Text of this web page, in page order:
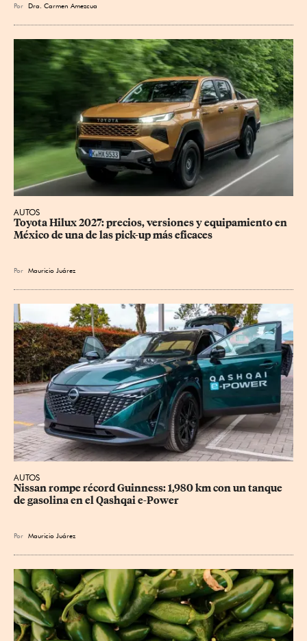
Por Dra. Carmen Amezcua
AUTOS
Toyota Hilux 2027: precios, versiones y equipamiento en
México de una de las pick-up más eficaces
Por Mauricio Juárez
AUTOS
Nissan rompe récord Guinness: 1,980 km con un tanque
de gasolina en el Qashqai e-Power
Por Mauricio Juárez